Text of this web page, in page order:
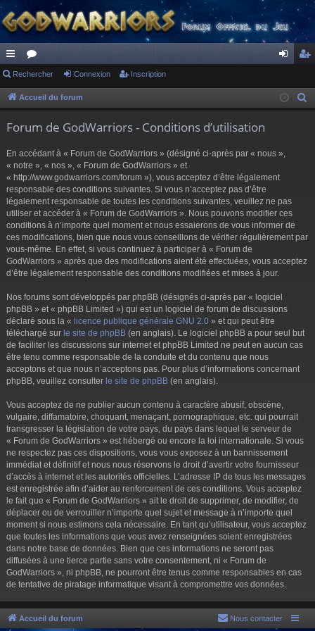
ac
co
s
or
u ne cri
Rechercher Connexion Inscription
Accueil du forum
Forum de GodWarriors - Conditions d’utilisation
En accédant à « Forum de GodWarriors » (désigné ci-après par « nous »,
« notre », « nos », « Forum de GodWarriors » et
« http://www.godwarriors.com/forum »), vous acceptez d’être légalement
responsable des conditions suivantes. Si vous n’acceptez pas d’être
légalement responsable de toutes les conditions suivantes, veuillez ne pas
utiliser et accéder à « Forum de GodWarriors ». Nous pouvons modifier ces
conditions à n’importe quel moment et nous essaierons de vous informer de
ces modifications, bien que nous vous conseillons de vérifier régulièrement par
vous-même. En effet, si vous continuez à participer à « Forum de
GodWarriors » après que des modifications aient été effectuées, vous acceptez
d’être légalement responsable des conditions modifiées et mises à jour.
Nos forums sont développés par phpBB (désignés ci-après par « logiciel
phpBB » et « phpBB Limited ») qui est un logiciel de forum de discussions
déclaré sous la « licence publique générale GNU 2.0 » et qui peut être
téléchargé sur le site de phpBB (en anglais). Le logiciel phpBB a pour seul but
de faciliter les discussions sur internet et phpBB Limited ne peut en aucun cas
être tenu comme responsable de la conduite et du contenu que nous
acceptons et que nous n’acceptons pas. Pour plus d’informations concernant
phpBB, veuillez consulter le site de phpBB (en anglais).
Vous acceptez de ne publier aucun contenu à caractère abusif, obscène,
vulgaire, diffamatoire, choquant, menaçant, pornographique, etc. qui pourrait
transgresser la législation de votre pays, du pays dans lequel le serveur de
« Forum de GodWarriors » est hébergé ou encore la loi internationale. Si vous
ne respectez pas ces dispositions, vous vous exposez à un bannissement
immédiat et définitif et nous nous réservons le droit d’avertir votre fournisseur
d’accès à internet et les autorités officielles. L’adresse IP de tous les messages
est enregistrée afin d’aider au renforcement de ces conditions. Vous acceptez
le fait que « Forum de GodWarriors » ait le droit de supprimer, de modifier, de
déplacer ou de verrouiller n’importe quel sujet et message à n’importe quel
moment si nous estimons cela nécessaire. En tant qu’utilisateur, vous acceptez
que toutes les informations que vous avez renseignées soient enregistrées
dans notre base de données. Bien que ces informations ne seront pas
diffusées à une tierce partie sans votre consentement, ni « Forum de
GodWarriors », ni phpBB, ne pourront être tenus comme responsables en cas
de tentative de piratage informatique visant à compromettre vos données.
Accueil du forum Nous contacter